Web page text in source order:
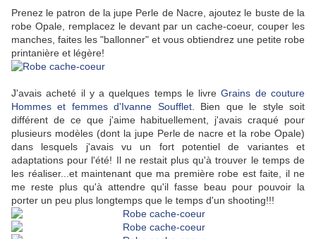
Prenez le patron de la jupe Perle de Nacre, ajoutez le buste de la
robe Opale, remplacez le devant par un cache-coeur, couper les
manches, faites les "ballonner" et vous obtiendrez une petite robe
printanière et légère!
J'avais acheté il y a quelques temps le livreGrains de couture
Hommes et femmes d'Ivanne Soufflet.
Bien que le style soit
différent de ce que j'aime habituellement, j'avais craqué pour
plusieurs modèles (dont la jupe Perle de nacre et la robe Opale)
dans lesquels j'avais vu un fort potentiel de variantes et
adaptations pour l'été! Il ne restait plus qu'à trouver le temps de
les réaliser...et maintenant que ma première robe est faite, il ne
me reste plus qu'à attendre qu'il fasse beau pour pouvoir la
porter un peu plus longtemps que le temps d'un shooting!!!